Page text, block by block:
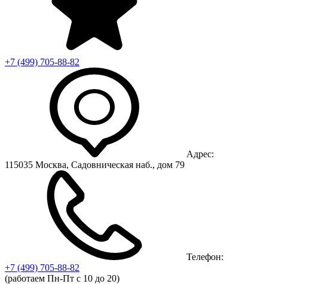
+7 (499) 705-88-82
Адрес:
115035 Москва, Садовническая наб., дом 79
Телефон:
+7 (499) 705-88-82
(работаем Пн-Пт с 10 до 20)